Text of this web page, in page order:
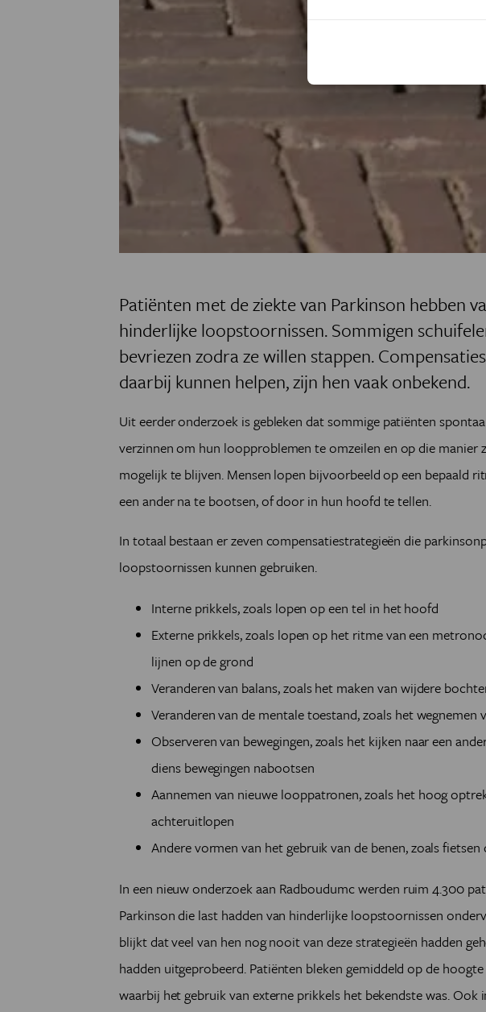
Patiënten met de ziekte van Parkinson hebben
hinderlijke loopstoornissen. Sommigen
bevriezen zodra ze willen stappen.
daarbij kunnen helpen, zijn hen vaak onbekend.
Uit eerder onderzoek is gebleken dat sommige patiënten
verzinnen om hun loopproblemen te omzeilen en op die manier
mogelijk te blijven. Mensen lopen bijvoorbeeld op een bepaald
een ander na te bootsen, of door in hun hoofd te tellen.
In totaal bestaan er zeven compensatiestrategieën die
loopstoornissen kunnen gebruiken.
Interne prikkels, zoals lopen op een tel in het hoofd
Externe prikkels, zoals lopen op het ritme van een
lijnen op de grond
Veranderen van balans, zoals het maken van wijdere
Veranderen van de mentale toestand, zoals het wegnemen
Observeren van bewegingen, zoals het kijken naar een
diens bewegingen nabootsen
Aannemen van nieuwe looppatronen, zoals het hoog
achteruitlopen
Andere vormen van het gebruik van de benen, zoals
In een nieuw onderzoek aan Radboudumc werden ruim 4.300
Parkinson die last hadden van hinderlijke loopstoornissen
blijkt dat veel van hen nog nooit van deze strategieën hadden
hadden uitgeprobeerd. Patiënten bleken gemiddeld op de
waarbij het gebruik van externe prikkels het bekendste was. Ook